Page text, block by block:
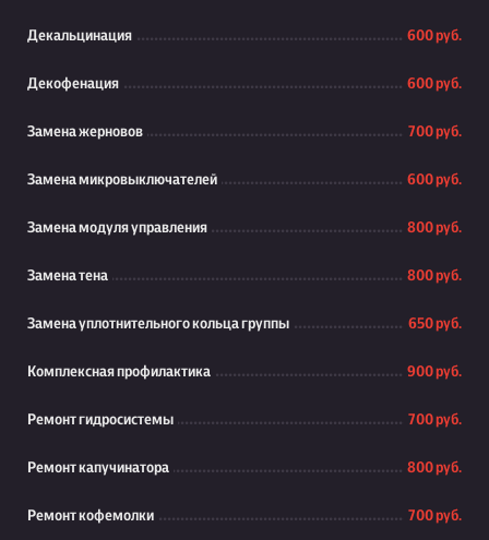
Декальцинация 600 руб.
Декофенация 600 руб.
Замена жерновов 700 руб.
Замена микровыключателей 600 руб.
Замена модуля управления 800 руб.
Замена тена 800 руб.
Замена уплотнительного кольца группы 650 руб.
Комплексная профилактика 900 руб.
Ремонт гидросистемы 700 руб.
Ремонт капучинатора 800 руб.
Ремонт кофемолки 700 руб.